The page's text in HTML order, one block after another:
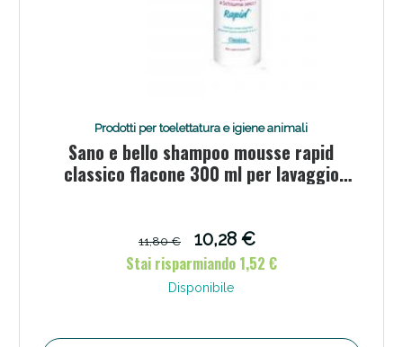
Prodotti per toelettatura e igiene animali
Sano e bello shampoo mousse rapid
classico flacone 300 ml per lavaggio
11,80 €
10,28 €
Stai risparmiando 1,52 €
Disponibile